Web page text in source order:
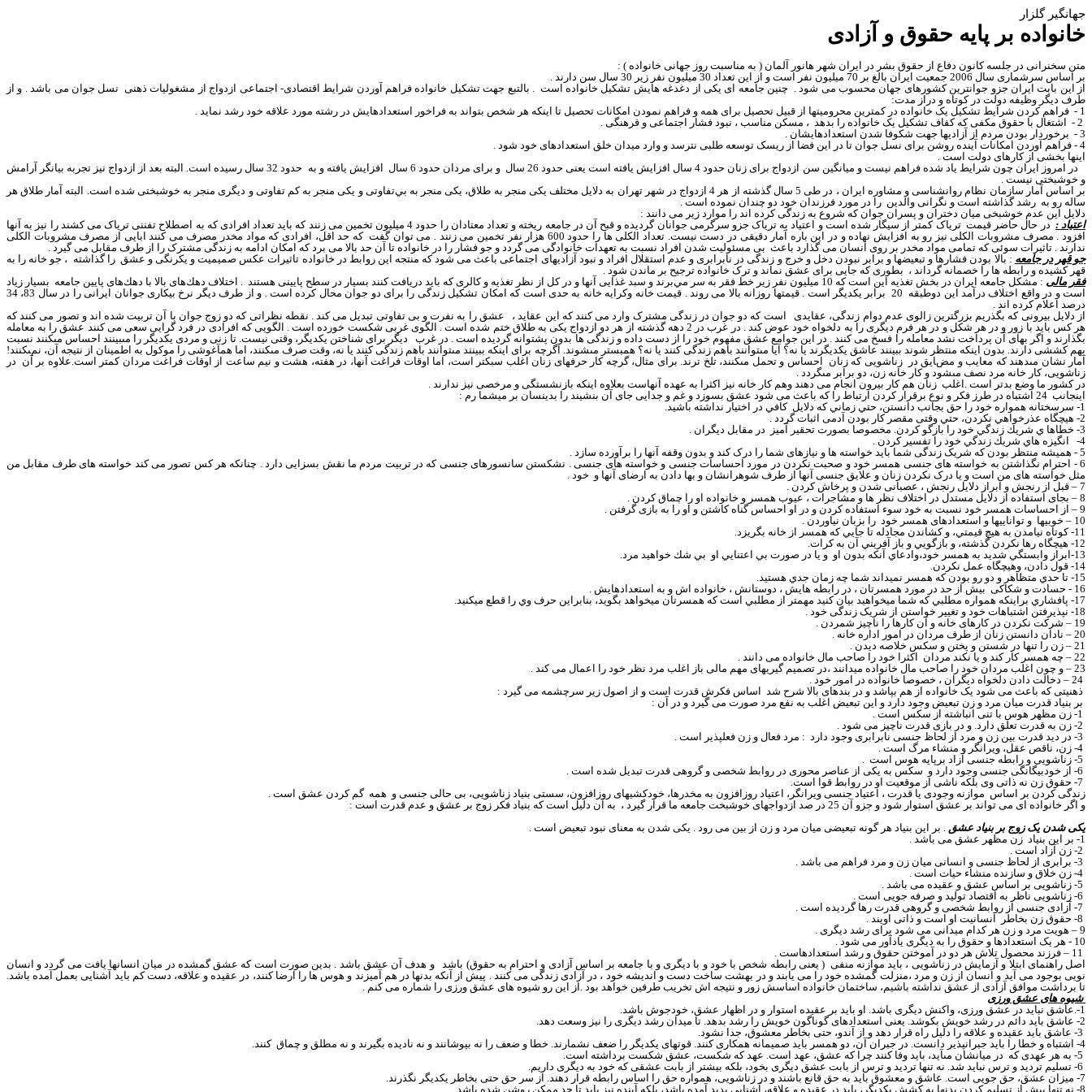
جهانگیر گلزار
خانواده بر پایه حقوق و آزادی
متن سخنرانی در جلسه کانون دفاع از حقوق بشر در ایران شهر هانور آلمان ( به مناسبت روز جهانی خانواده ) :
بر اساس سرشماری سال 2006 جمعیت ایران بالغ بر 70 میلیون نفر است و از این تعداد 30 میلیون نفر زیر 30 سال سن دارند .
از این بابت ایران جزو جوانترین کشورهای جهان محسوب می شود . چنین جامعه ای یکی از دغدغه هایش تشکیل خانواده است . بالتبع جهت تشکیل خانواده فراهم آوردن شرایط اقتصادی- اجتماعی ازدواج از مشغولیات ذهنی نسل جوان می باشد . و از
طرف دیگر وظیفه دولت در کوتاه و دراز مدت:
1 -
فراهم کردن شرایط تشکیل یک خانواده در کمترین محرومیتها از قبیل تحصیل برای همه و فراهم نمودن امکانات تحصیل تا اینکه هر شخص بتواند به فراخور استعدادهایش در رشته مورد علاقه خود رشد نماید .
2 -
اشتغال با حقوق مکفی که کفاف تشکیل یک خانواده را بدهد ، مسکن مناسب ، نبود فشار اجتماعی و فرهنگی .
3 -
برخوردار بودن مردم از آزادیها جهت شکوفا شدن استعدادهایشان .
4 - فراهم آوردن امکانات آینده روشن برای نسل جوان تا در این فضا از ریسک توسعه طلبی نترسد و وارد میدان خلق استعدادهای خود شود .
اینها بخشی از کارهای دولت است .
در امروز ایران چون شرایط یاد شده فراهم نیست و میانگین سن ازدواج برای زنان حدود 4 سال افزایش یافته است یعنی حدود 26 سال
و برای مردان حدود 6 سال افزایش یافته و به
حدود 32 سال رسیده است. البته بعد از ازدواج نیز تجربه بیانگر آرامش
و خوشبختی نیست .
بر اساس آمار سازمان نظام روانشناسى و مشاوره ايران ، در طى 5 سال گذشته از هر 4 ازدواج در شهر تهران به دلايل مختلف يكى منجر به طلاق، يكى منجر به بي‌‏تفاوتى و يكى منجر به كم تفاوتى و ديگرى منجر به خوشبختى شده است.
البته آمار طلاق هر
ساله رو به رشد گذاشته است و نگرانی والدین را در مورد فرزندان خود دو چندان نموده است .
دلایل این عدم خوشبخی میان دختران و پسران جوان که شروع به زندگی کرده اند را موارد زیر می دانند :
اعتیاد : در حال حاضر قیمت
تریاک کمتر از سیگار شده است و اعتیاد به تریاک جزو سرگرمی جوانان گردیده و قبح آن در جامعه ریخته و تعداد معتادان را حدود 4 میلیون تخمین می زنند که باید تعداد افرادی که به اصطلاح تفننی تریاک می کشند را نیز به آنها
افزود . مصرف مشروبات الکلی نیز رو به افزایش نهاده و در این باره آمار دقیقی در دست نیست. تعداد الکلی ها را حدود 600 هزار نفر تخمین می زنند . می توان گفت
که حد اقل، افرادی که مواد مخدر مصرف می کنند ابایی از مصرف مشروبات الکلی
ندارند . تاثیرات سوئی که تمامی مواد مخدر بر روی انسان می گذارد باعث بی مسئولیت شدن افراد نسبت به تعهدات خانوادگی می گردد و جو فشار را در خانواده تا آن حد بالا می برد که امکان ادامه به زندگی مشترک را از طرف مقابل می گیرد .
جو قهر در جامعه : بالا بودن فشارها و تبعیضها و برابر نبودن دخل و خرج و زندگی در نابرابری و عدم استقلال افراد و نبود آزادیهای اجتماعی باعث می شود که منتجه این روابط در خانواده تاثیرات عکس صمیمیت و یکرنگی و عشق را گذاشته ، جو خانه را به
قهر کشیده و رابطه ها را خصمانه گرداند ، بطوری که جایی برای عشق نماند و ترک خانواده ترجیح بر ماندن شود .
فقر مالی : مشكل جامعه ايران در بخش تغذيه اين است كه 10 ميليون نفر زير خط فقر به سر مي‌برند و سبد غذايى آنها و در كل از نظر تغذيه و كالرى كه بايد دريافت كنند بسيار در سطح پايينى هستند . اختلاف دهك‌هاى بالا با دهك‌هاى پايين جامعه بسيار زياد
است و در واقع اختلاف درآمد اين دوطبقه 20 برابر يكديگر است . قیمتها روزانه بالا می روند . قیمت خانه وکرایه خانه به حدی است که امکان تشکیل زندگی را برای دو جوان محال کرده است . و از طرف دیگر
نرخ بيكارى جوانان ايرانى را در سال 83، 34
درصد اعلام كرده اند .
از دلایل بیرونی که بگذریم بزرگترین زالوی عدم دوام زندگی، عقایدی
است که دو جوان در زندگی مشترک وارد می کنند که این عقاید ،
عشق را به نفرت و بی تفاوتی تبدیل می کند . نقطه نظراتی که دو زوج جوان با آن تربیت شده اند و تصور می کنند که
هر کس باید با زور و در هر شکل و در هر فرم دیگری را به دلخواه خود عوض کند . در غرب در 2 دهه گذشته از هر دو ازدواج یکی به طلاق ختم شده است . الگوی غربی شکست خورده است . الگویی که افرادی در فرد گرایی سعی می کنند عشق را به معامله
بگذارند و اگر بهای آن پرداخت نشد معامله را فسخ می کنند . در این جوامع عشق مفهوم خود را از دست داده و زندگی ها بدون پشتوانه گردیده است . در غرب
ديگر براى شناختن يكديگر، وقتى نيست. تا زنى و مردى يكديگر را مى‏بينند احساس مى‏كنند نسبت
بهم كششى دارند. بدون اينكه منتظر شوند ببينند عاشق يكديگرند يا نه؟ آيا مى‏توانند باهم زندگى كنند يا نه؟ همبستر مى‏شوند. اگرچه براى اينكه ببينند مى‏توانند باهم زندگى كنند يا نه، وقت صرف مى‏كنند، اما همآغوشى را موكول به اطمينان از نتيجه آن، نمى‏كنند!
آمار نشان مى‏دهند كه معايب و مضایق در زناشويى كه زنان احساس و تحمل مى‏كنند، تلخ ترند. براى مثال، گرچه كار حرفه‏اى زنان اغلب سبكتر است، اما اوقات فراغت آنها، در هفته، هشت و نيم ساعت از اوقات فراغت مردان كمتر است.علاوه بر آن در
زناشويى، كار خانه مرد نصف مى‏شود و كار خانه زن، دو برابر مى‏گردد .
در کشور ما وضع بدتر است .اغلب زنان هم کار بیرون انجام می دهند وهم کار خانه نیز اکثرا به عهده آنهاست بعلاوه اینکه بازنشستگی و مرخصی نیز ندارند .
اینجانب 24 اشتباه در طرز فکر و نوع برقرار کردن ارتباط را که باعث می شود عشق بسوزد و غم و جدایی جای آن بنشیند را بدینسان بر میشما رم :
1- سرسختانه همواره خود را حق بجانب دانستن، حتي زماني كه دلایل كافي در اختيار نداشته باشيد.
2- هيچگاه عذرخواهي نكردن، حتي
وقتی مقصر كار بودن آدمی اثبات گردد .
3- خطاها ي شريك زندگي خود را بازگو كردن.
مخصوصا بصورت تحقیر آمیز
در مقابل دیگران .
4-
انگيزه هاي شريك زندگي خود را تفسیر کردن .
5 - همیشه منتظر بودن که شریک زندگی شما باید خواسته ها و نیازهای شما را درک کند و بدون وقفه آنها را برآورده سازد .
6 - احترام نگذاشتن به خواسته های جنسی همسر خود و صحبت نکردن در مورد احساسات جنسی و خواسته های جنسی . نشکستن سانسورهای جنسی که در تربیت مردم ما نقش بسزایی دارد . چنانکه هر کس تصور می کند خواسته های طرف مقابل من
مثل خواسته های من است و یا درک نکردن زنان و علایق جنسی آنها از طرف شوهرانشان و بها دادن به ارضای آنها و خود .
7
– قبل از رنجش و ابراز دلایل رنجش ، عصبانی شدن و پرخاش کردن .
8
– بجای استفاده از دلایل مستدل در اختلاف نظر ها و مشاجرات ، عیوب همسر و خانواده او را چماق کردن .
9
– از احساسات همسر خود نسبت به خود سوء استفاده کردن و در او احساس گناه کاشتن و او را به بازی گرفتن .
10
– خوبیها و تواناییها و استعدادهای همسر خود را بزبان نیاوردن .
11 - كوتاه نيامدن به هيچ قيمتي، و كشاندن مجادله تا جايي كه همسر از خانه بگريزد.
12 - هيچگاه رها نكردن گذشته، و بازگويي و باز آفريني آن به كرات.
13 -ابراز وابستگي شديد به همسر خود،وادعاي آنكه بدون او و يا در صورت بي اعتنايي او بي شك خواهید مرد.
14
- قول دادن، وهيچگاه عمل نكردن.
15 - تا حدي متظاهر و دو رو بودن كه همسر نميداند شما چه زمان جدي هستيد.
16 - حسادت و شکاکی
بیش از حد در مورد همسرتان ، در رابطه هایش ، دوستانش ، خانواده اش و به استعدادهایش .
17 - پافشاري براينكه همواره مطلبي كه شما ميخواهيد بيان كنيد مهمتر از مطلبي است كه همسرتان ميخواهد بگويد، بنابراين حرف وي را قطع ميكنيد.
18
- نپذیرفتن اشتباهات خود و تغییر خواستن از شریک زندگی خود .
19
– شرکت نکردن در کارهای خانه و آن کارها را ناچیز شمردن .
20
– نادان دانستن زنان از طرف مردان در امور اداره خانه .
21
– زن را تنها در شستن و پختن و سکس خلاصه دیدن .
22
– چه همسر کار کند و یا نکند مردان اکثرا خود را صاحب مال خانواده می دانند .
23
– و چون اغلب مردان خود را صاحب مال خانواده میدانند ،در تصمیم گیریهای مهم مالی باز اغلب مرد نظر خود را اعمال می کند .
24
– دخالت دادن دلخواه دیگران ، خصوصا خانواده در امور خود .
ذهنیتی که باعث می شود یک خانواده از هم بپاشد و در بندهای بالا شرح شد اساس فکرش قدرت است و از اصول زیر سرچشمه می گیرد :
بر بنياد قدرت میان مرد و زن تبعیض وجود دارد و این تبعیض اغلب به نفع مرد صورت می گیرد و در آن :
1- زن مظهر هوس با تنى انباشته از سكس‏
است .
2- زن به قدرت تعلق دارد
. و در بازی قدرت ناچیز می شود .
3- در دید قدرت بین زن و مرد از لحاظ جنسی نابرابری وجود دارد : مرد فعال و زن فعل‏پذير است .
4- زن، ناقص عقل، ويرانگر و منشاء مرگ‏
است .
5- زناشويى و رابطه جنسى آزاد برپايه هوس
است .
6- از خودبيگانگى جنسى وجود دارد و سكس به يكى از عناصر محورى در روابط شخصى و گروهى قدرت‏ تبدیل شده است .
7- حقوق زن نه ذاتی وی بلکه ناشى از موقعيت او در روابط قوا است.
زندگی کردن بر اساس موازنه وجودى یا قدرت ، اعتياد جنسى ويرانگر، اعتياد روزافزون به مخدرها، خودكشيهاى روزافزون، سستى بنياد زناشويى، بى حالى جنسى و همه گم كردن عشق است .
و اگر خانواده ای می تواند بر عشق استوار شود و جزو آن 25 در صد ازدواجهای خوشبخت جامعه ما قرار گیرد ،
به آن دلیل است که بنیاد فکر زوج بر عشق و عدم قدرت است :
یکی شدن یک زوج بر بنیاد عشق . بر این بنیاد هر گونه تبعیضی میان مرد و زن از بین می رود . یکی شدن به معنای نبود تبعیض است .
1- بر این بنیاد زن مظهر عشق‏ می باشد .
2- زن آزاد است‏
.
3- برابرى از لحاظ جنسى و انسانى‏
میان زن و مرد فراهم می باشد .
4- زن خلاق و سازنده منشاء حيات‏
است .
5- زناشويى بر اساس عشق و عقيده‏
می باشد .
6- زناشويى ناظر به اقتصاد توليد و صرفه جويى‏
است .
7- آزادى جنسى از روابط شخصى و گروهى قدرت‏
رها گردیده است .
8- حقوق زن
بخاطر انسانيت او است و ذاتی اویند .
9
– هویت مرد و زن هر کدام میدانی می شود برای رشد دیگری .
10 - هر یک استعدادها و حقوق را به دیگری یادآور می شود .
11
– فرزند محصول تلاش هر دو در آموختن حقوق و رشد استعدادهاست .
اصل راهنماى ابتلا و آزمايش در زناشویی ، بايد موازنه منفی ( یعنی رابطه شخص با خود و با دیگری و با جامعه بر اساس آزادی و احترام به حقوق) باشد و هدف آن عشق باشد . بدین صورت است که عشق گمشده در میان انسانها یافت می گردد و انسان
نویی بوجود می آید و انسان از زن و مرد ،منزلت گمشده خود را می یابند و در بهشت ساخت دست و اندیشه خود ، در آزادی زندگی می کنند . پيش از آنكه بدنها در هم آميزند و هوس هارا ارضا كنند، در عقيده و علاقه، دست كم بايد آشنايى بعمل آمده باشد.
تا برداشت موافق آزادی از عشق نداشته باشیم، ساختمان خانواده اساسش زور و نتیجه اش تخریب طرفین خواهد بود .از این رو شیوه های عشق ورزی را شماره می کنم .
شیوه های عشق ورزی
1-.عاشق نبايد در عشق ورزى، واكنش ديگرى باشد. او بايد بر عقيده استوار و در اظهار عشق، خودجوش باشد.
2- عاشق بايد دائم در رشد خويش بكوشد. يعنى استعدادهاى گوناگون خويش را رشد بدهد
. تا میدان رشد دیگری را نیز وسعت دهد.
3- عاشق بايد عقيده و علاقه را دليل راه قرار دهد و از آندو، حتى بخاطر معشوق، جدا نشود.
4- اشتباه و خطا را بايد جبران‏پذير دانست. در جبران آن، دو همسر بايد صميمانه همكارى كنند. قوتهاى يكديگر را ضعف نشمارند. خطا و ضعف را نه بپوشانند و نه ناديده بگيرند و نه مطلق
و چماق كنند.
5- به هر عهدى كه
در ميانشان مى‏آيد، بايد وفا كنند چرا كه عشق، عهد است. عهد كه شكست، عشق شكست برداشته است.
6- تسليم ترديد و ترس نبايد شد. نه تنها ترديد و ترس از بابت عشق ديگرى بخود، بلكه بيشتر از بابت عشقى كه خود به ديگرى داريم.
7- ميزان عشق، حق
جویی است. عاشق و معشوق بايد به حق قانع باشند و در زناشويى، همواره حق را اساس رابطه قرار دهند. از سر حق حتى بخاطر يكديگر نگذرند.
8- نه تنها پيش از تسليم كردن
بدن‏ها به كشش يكديگر، بايد در عقيده و علاقه، آشنايى پديد آمده باشد، بلكه آينده نيز بايد تا حد ممكن روشن شده باشد.